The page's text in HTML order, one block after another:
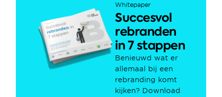
Whitepaper
Succesvol
rebranden
in 7 stappen
Benieuwd wat er
allemaal bij een
rebranding komt
kijken? Download